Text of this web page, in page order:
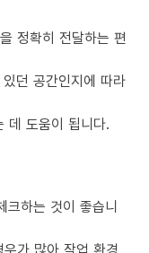
정확히 전달하는 편
던 공간인지에 따라
데 도움이 됩니다.
크하는 것이 좋습니